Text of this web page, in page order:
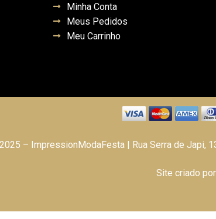
Minha Conta
Meus Pedidos
Meu Carrinho
– ImpressionModaFesta | Rua Serra de Japi,
Site criado por